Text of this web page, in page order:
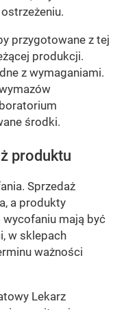
przygotowane z tej
produkcji.
z wymaganiami.
środki.
produktu
Sprzedaż
a produkty
mają być
w sklepach
ważności
Lekarz